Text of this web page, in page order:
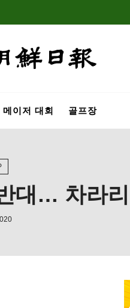
메이저 대회 골프장
대… 차라